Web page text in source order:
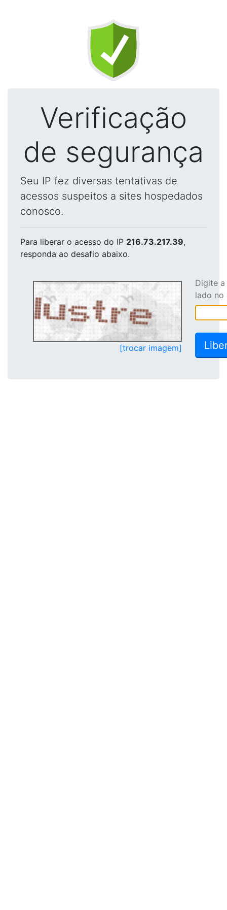
Verificação
de segurança
Seu IP fez diversas tentativas de
acessos suspeitos a sites hospedados
conosco.
Para liberar o acesso do IP 216.73.217.39,
responda ao desafio abaixo.
[trocar imagem]
Digite
lado no